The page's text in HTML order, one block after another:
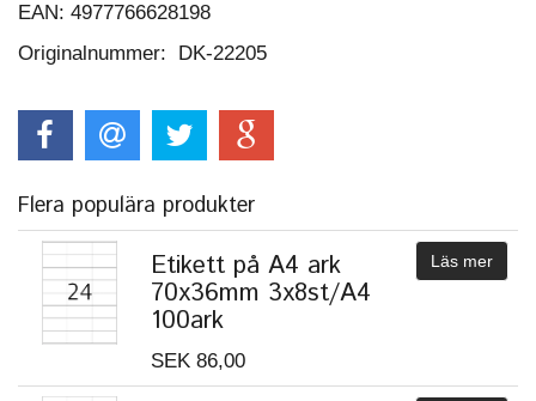
EAN: 4977766628198
Originalnummer: DK-22205
Flera populära produkter
Etikett på A4 ark
70x36mm 3x8st/A4
100ark
SEK 86,00
Läs mer